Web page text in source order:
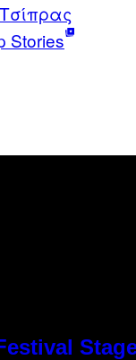
Τσίπρας
Stories